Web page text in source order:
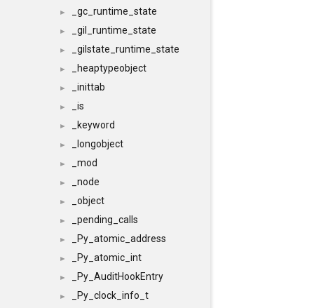
► _gc_runtime_state
► _gil_runtime_state
► _gilstate_runtime_state
► _heaptypeobject
► _inittab
► _is
► _keyword
► _longobject
► _mod
► _node
► _object
► _pending_calls
► _Py_atomic_address
► _Py_atomic_int
► _Py_AuditHookEntry
► _Py_clock_info_t